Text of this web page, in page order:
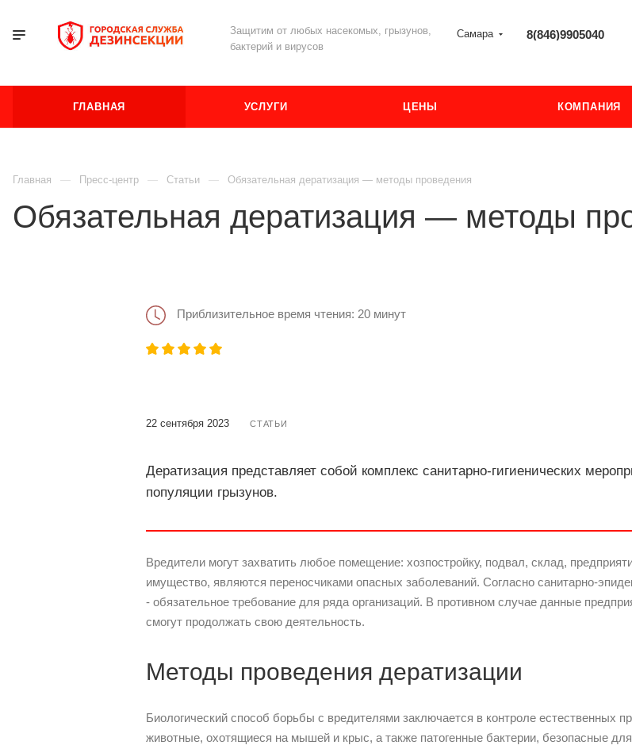
Защитим от любых насекомых, грызунов,
бактерий и вирусов
Самара 8(846)9905040
ГЛАВНАЯ УСЛУГИ ЦЕНЫ КОМПАНИЯ
Главная Пресс-центр Статьи Обязательная дератизация — методы проведения
Обязательная дератизация — методы
Приблизительное время чтения: 20 минут
22 сентября 2023 СТАТЬИ
Дератизация представляет собой комплекс санитарно-гигиенических
популяции грызунов.
Вредители могут захватить любое помещение: хозпостройку, подвал, склад,
имущество, являются переносчиками опасных заболеваний. Согласно санитарно-
- обязательное требование для ряда организаций. В противном случае данные
смогут продолжать свою деятельность.
Методы проведения дератизации
Биологический способ борьбы с вредителями заключается в контроле естественных
животные, охотящиеся на мышей и крыс, а также патогенные бактерии, безопасные